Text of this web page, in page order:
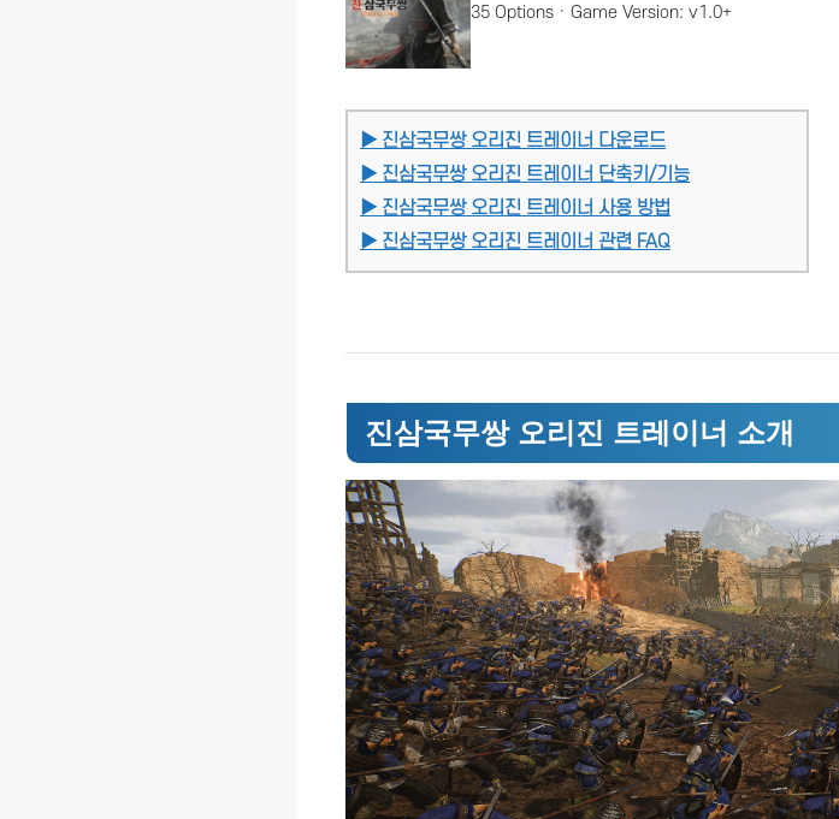
35 Options · Game Version: v1.0+
▶ 진삼국무쌍 오리진 트레이너 다운로드
▶ 진삼국무쌍 오리진 트레이너 단축키/기능
▶ 진삼국무쌍 오리진 트레이너 사용 방법
▶ 진삼국무쌍 오리진 트레이너 관련 FAQ
진삼국무쌍 오리진 트레이너 소개